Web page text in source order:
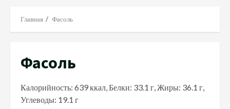
Главная Фасоль
Фасоль
Калорийность: 639 ккал, Белки: 33.1 г, Жиры: 36.1 г,
Углеводы: 19.1 г